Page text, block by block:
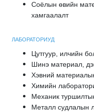
Соёлын өвийн
хамгаалалт
ЛАБОРАТОРИУД
Цутгуур, илчийн
Шинэ материал,
Хэвний
Химийн
Механик
Металл судлалын